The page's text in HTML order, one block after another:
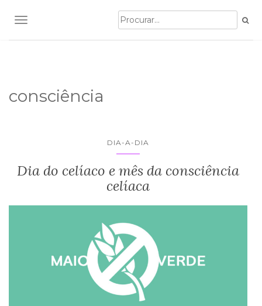
TOGGLE NAVIGATION
consciência
DIA-A-DIA
Dia do celíaco e mês da consciência
celíaca